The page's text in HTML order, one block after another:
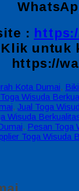
:
Klik untuk
https://
Kota Dumai,
Wisuda
, Jual Toga
Wisuda
, Pesan Toga
Toga Wisuda